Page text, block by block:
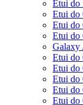
Etui do
Etui do
Etui do
Etui do
Etui do
Etui do
Etui do
Etui do
Etui do